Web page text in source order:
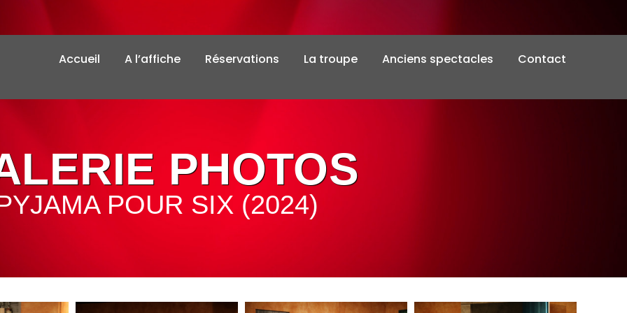
Accueil A l’affiche Réservations La troupe Anciens spectacles Contact
PHOTOS
POUR SIX (2024)